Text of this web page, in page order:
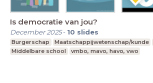
Is democratie van jou?
December 2025- 10 slides
Burgerschap Maatschappijwetenschap/kunde
Middelbare school
vmbo, mavo, havo, vwo